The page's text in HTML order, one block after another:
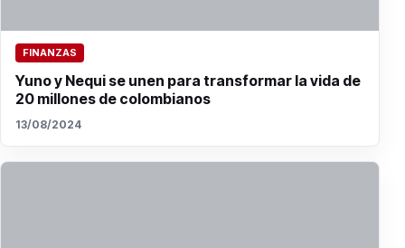
FINANZAS
Yuno y Nequi se unen para transformar la vida de
20 millones de colombianos
13/08/2024